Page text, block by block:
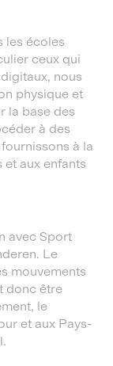
les écoles
ceux qui
nous
physique et
la base des
à des
à la
et aux enfants
avec Sport
Le
mouvements
donc être
le
et aux Pays-